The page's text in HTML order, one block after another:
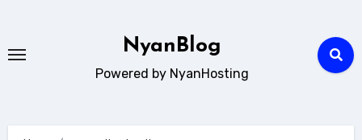
content
NyanBlog
Powered by NyanHosting